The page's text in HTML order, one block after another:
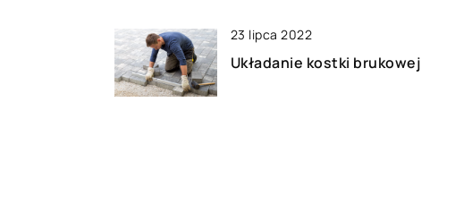
23 lipca 2022
Układanie kostki brukowej